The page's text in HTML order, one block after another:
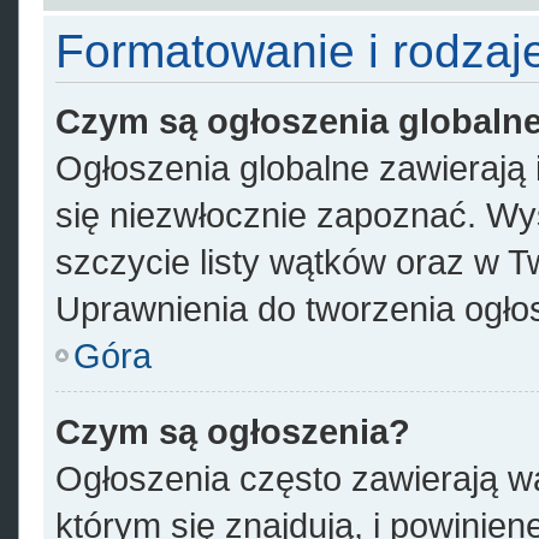
Formatowanie i
Czym są ogłoszenia
Ogłoszenia globalne
się niezwłocznie zapoznać.
szczycie listy wątków oraz w
Uprawnienia do tworzenia
Góra
Czym są ogłoszenia?
Ogłoszenia często zawierają
którym się znajdują, i